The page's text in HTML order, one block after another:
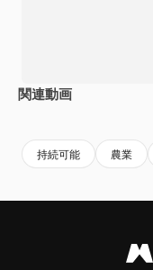
関連動画
持続可能 農業